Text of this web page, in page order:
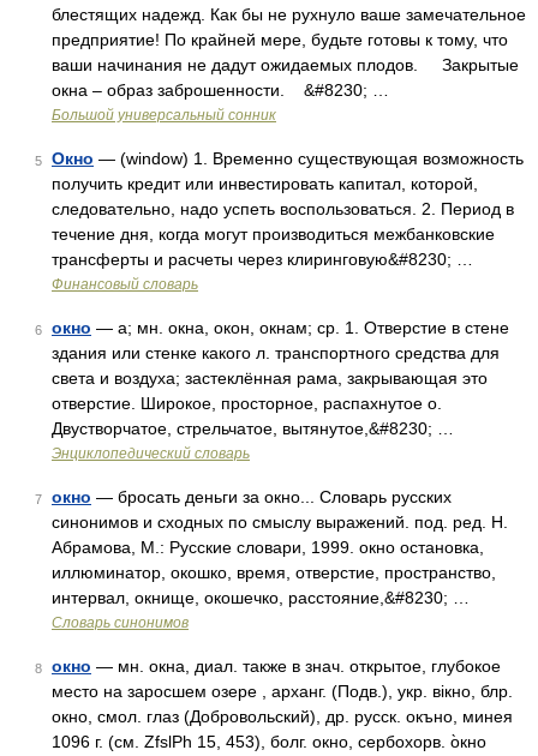
блестящих надежд. Как бы не рухнуло ваше замечательное
предприятие! По крайней мере, будьте готовы к тому, что
ваши начинания не дадут ожидаемых плодов. Закрытые
окна – образ заброшенности. &#8230; …
Большой универсальный сонник
5 Окно — (window) 1. Временно существующая возможность
получить кредит или инвестировать капитал, которой,
следовательно, надо успеть воспользоваться. 2. Период в
течение дня, когда могут производиться межбанковские
трансферты и расчеты через клиринговую&#8230; …
Финансовый словарь
6 окно — а; мн. окна, окон, окнам; ср. 1. Отверстие в стене
здания или стенке какого л. транспортного средства для
света и воздуха; застеклённая рама, закрывающая это
отверстие. Широкое, просторное, распахнутое о.
Двустворчатое, стрельчатое, вытянутое,&#8230; …
Энциклопедический словарь
7 окно — бросать деньги за окно... Словарь русских
синонимов и сходных по смыслу выражений. под. ред. Н.
Абрамова, М.: Русские словари, 1999. окно остановка,
иллюминатор, окошко, время, отверстие, пространство,
интервал, окнище, окошечко, расстояние,&#8230; …
Словарь синонимов
8 окно — мн. окна, диал. также в знач. открытое, глубокое
место на заросшем озере , арханг. (Подв.), укр. вiкно, блр.
окно, смол. глаз (Добровольский), др. русск. окъно, минея
1096 г. (см. ZfslPh 15, 453), болг. окно, сербохорв. о̀кно